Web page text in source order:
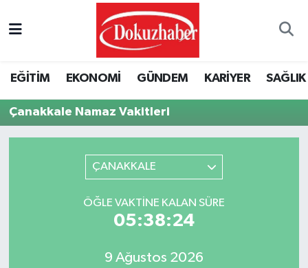
EĞİTİM EKONOMİ GÜNDEM KARİYER SAĞLIK
Çanakkale Namaz Vakitleri
ÇANAKKALE
ÖĞLE VAKTINE KALAN SÜRE
05:38:24
9 Ağustos 2026
Tüm Manşetler